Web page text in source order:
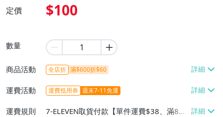
定價 $100
數量
商品活動 全店折 滿$600折$60
運費活動 運費抵用券 週末7-11免運
運費規則
7-ELEVEN取貨付款【單件運費$38、滿8件